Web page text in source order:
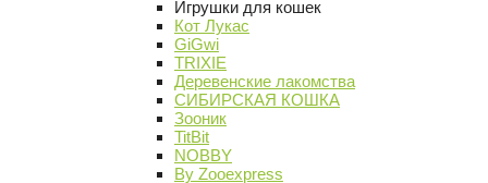
Игрушки для кошек
Кот Лукас
GiGwi
TRIXIE
Деревенские лакомства
СИБИРСКАЯ КОШКА
Зооник
TitBit
NOBBY
By Zooexpress